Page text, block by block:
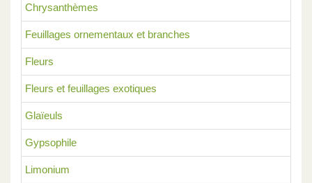
Chrysanthèmes
Feuillages ornementaux et branches
Fleurs
Fleurs et feuillages exotiques
Glaïeuls
Gypsophile
Limonium